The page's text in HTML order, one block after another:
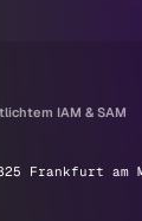
IAM & SAM
Frankfurt am